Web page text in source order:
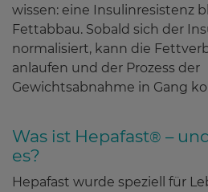
wissen: eine Insulinresistenz
Fettabbau. Sobald sich der
normalisiert, kann die
anlaufen und der Prozess der
Gewichtsabnahme in Gang
Was ist Hepafast® –
es?
Hepafast wurde speziell für